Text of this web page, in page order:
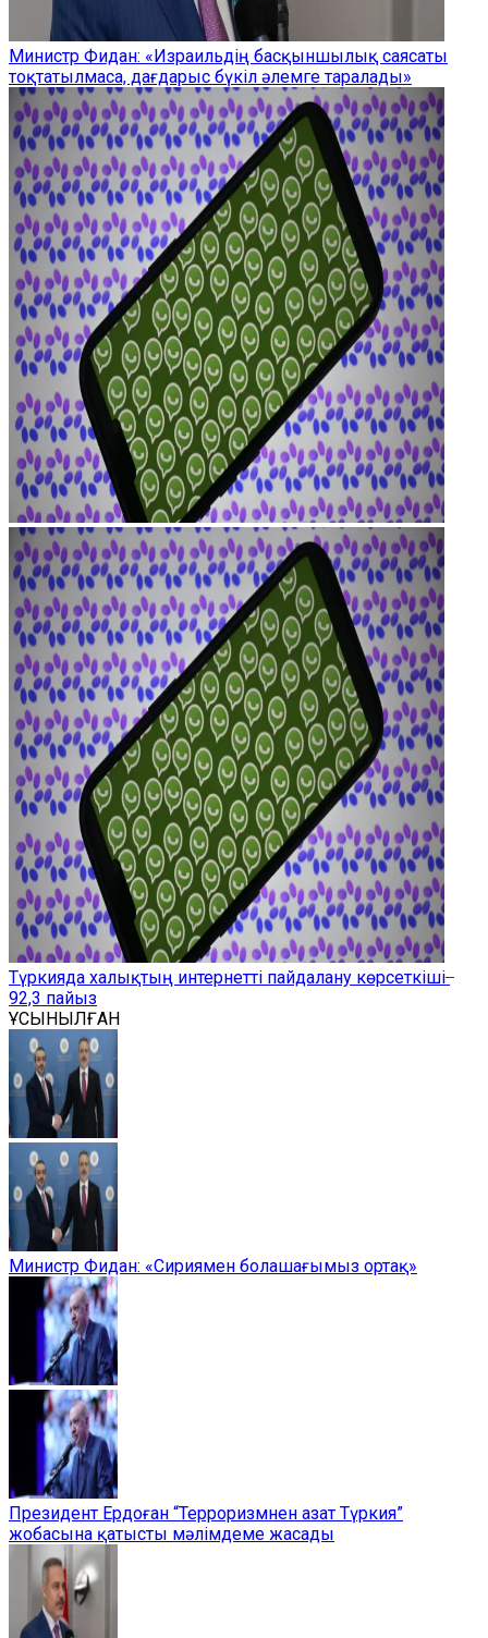
Министр Фидан: «Израильдің басқыншылық саясаты
тоқтатылмаса, дағдарыс бүкіл әлемге таралады»
Түркияда халықтың интернетті пайдалану көрсеткіші ̶
92,3 пайыз
ҰСЫНЫЛҒАН
Министр Фидан: «Сириямен болашағымыз ортақ»
Президент Ердоған “Терроризмнен азат Түркия”
жобасына қатысты мәлімдеме жасады